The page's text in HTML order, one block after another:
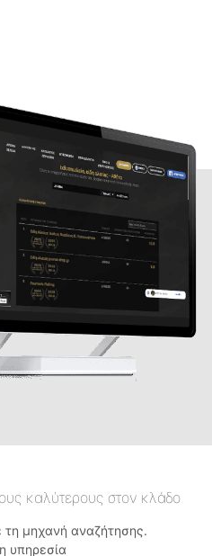
καλύτερους στον κλάδο
τη μηχανή αναζήτησης.
υπηρεσία